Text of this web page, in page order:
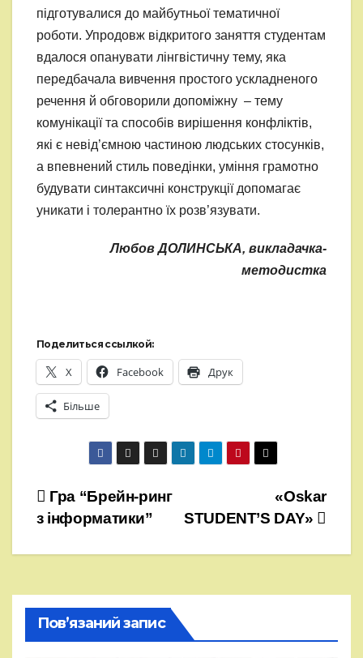
підготувалися до майбутньої тематичної
роботи. Упродовж відкритого заняття студентам
вдалося опанувати лінгвістичну тему, яка
передбачала вивчення простого ускладненого
речення й обговорили допоміжну – тему
комунікації та способів вирішення конфліктів,
які є невід’ємною частиною людських стосунків,
а впевнений стиль поведінки, уміння грамотно
будувати синтаксичні конструкції допомагає
уникати і толерантно їх розв’язувати.
Любов ДОЛИНСЬКА, викладачка-
методистка
Поделиться ссылкой:
X Facebook Друк
Більше
Навігація
записів
«Oskar
STUDENT’S DAY»
Гра “Брейн-ринг
з інформатики”
Пов’язаний запис